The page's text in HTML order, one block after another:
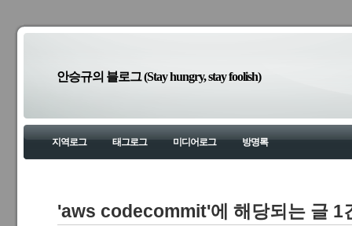
안승규의 블로그 (Stay hungry, stay foolish)
지역로그 태그로그 미디어로그 방명록
'aws codecommit'에 해당되는 글 1